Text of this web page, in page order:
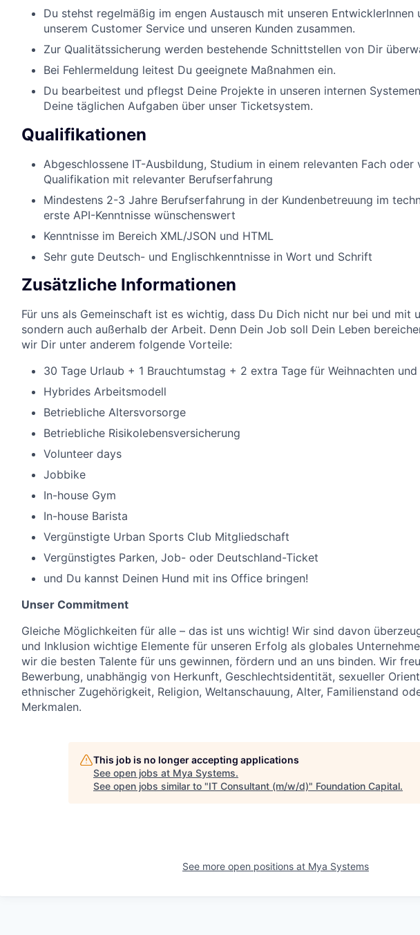
Du stehst regelmäßig im engen Austausch mit unseren EntwicklerInnen
unserem Customer Service und unseren Kunden zusammen.
Zur Qualitätssicherung werden bestehende Schnittstellen von Dir
Bei Fehlermeldung leitest Du geeignete Maßnahmen ein.
Du bearbeitest und pflegst Deine Projekte in unseren internen
Deine täglichen Aufgaben über unser Ticketsystem.
Qualifikationen
Abgeschlossene IT-Ausbildung, Studium in einem relevanten Fach oder
Qualifikation mit relevanter Berufserfahrung
Mindestens 2-3 Jahre Berufserfahrung in der Kundenbetreuung im
erste API-Kenntnisse wünschenswert
Kenntnisse im Bereich XML/JSON und HTML
Sehr gute Deutsch- und Englischkenntnisse in Wort und Schrift
Zusätzliche Informationen
Für uns als Gemeinschaft ist es wichtig, dass Du Dich nicht nur bei und mit
sondern auch außerhalb der Arbeit. Denn Dein Job soll Dein Leben
wir Dir unter anderem folgende Vorteile:
30 Tage Urlaub + 1 Brauchtumstag + 2 extra Tage für Weihnachten und
Hybrides Arbeitsmodell
Betriebliche Altersvorsorge
Betriebliche Risikolebensversicherung
Volunteer days
Jobbike
In-house Gym
In-house Barista
Vergünstigte Urban Sports Club Mitgliedschaft
Vergünstigtes Parken, Job- oder Deutschland-Ticket
und Du kannst Deinen Hund mit ins Office bringen!
Unser Commitment
Gleiche Möglichkeiten für alle – das ist uns wichtig! Wir sind davon
und Inklusion wichtige Elemente für unseren Erfolg als globales
wir die besten Talente für uns gewinnen, fördern und an uns binden. Wir
Bewerbung, unabhängig von Herkunft, Geschlechtsidentität, sexueller
ethnischer Zugehörigkeit, Religion, Weltanschauung, Alter, Familienstand
Merkmalen.
This job is no longer accepting applications
See open jobs at Mya Systems.
See open jobs similar to "IT Consultant (m/w/d)" Foundation Capital.
See more open positions at Mya Systems